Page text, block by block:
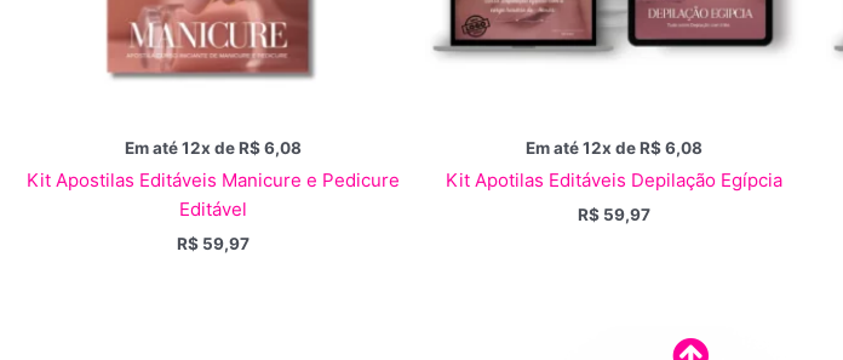
Em até 12x deR$6,08
Kit Apostilas Editáveis Manicure e Pedicure
Editável
R$59,97
Em até 12x deR$6,08
Kit Apotilas Editáveis Depilação Egípcia
R$59,97